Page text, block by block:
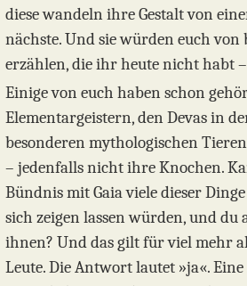
diese wandeln ihre Gestalt von
nächste. Und sie würden euch
erzählen, die ihr heute nicht habt
Einige von euch haben schon
Elementargeistern, den Devas in
besonderen mythologischen
– jedenfalls nicht ihre Knochen.
Bündnis mit Gaia viele dieser
sich zeigen lassen würden, und
ihnen? Und das gilt für viel mehr
Leute. Die Antwort lautet »ja«.